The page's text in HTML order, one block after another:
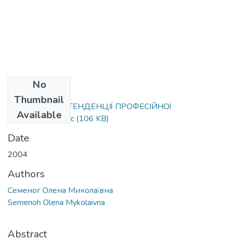
No
Thumbnail
Available
Семеног Олена ТЕНДЕНЦІЇ ПРОФЕСІЙНОЇ
ПІДГОТОВКИ.doc (106 KB)
Date
2004
Authors
Семеног Олена Миколаївна
Semenoh Olena Mykolaivna
Abstract